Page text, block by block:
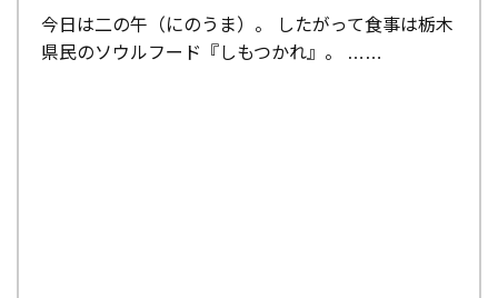
今日は二の午（にのうま）。 したがって食事は栃木
県民のソウルフード『しもつかれ』。 …